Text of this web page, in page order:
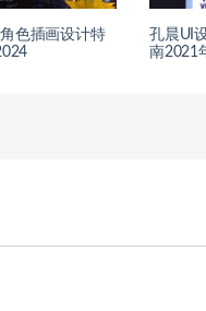
色插画设计特
孔晨UI
南2021